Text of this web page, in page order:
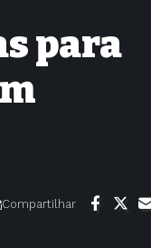
para
Compartilhar